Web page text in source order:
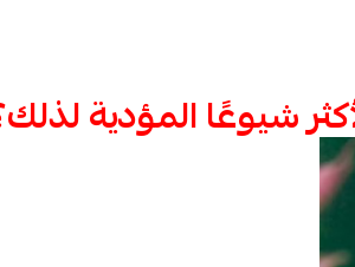
شيوعًا المؤدية